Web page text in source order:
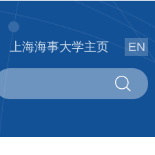
上海海事大学主页 EN